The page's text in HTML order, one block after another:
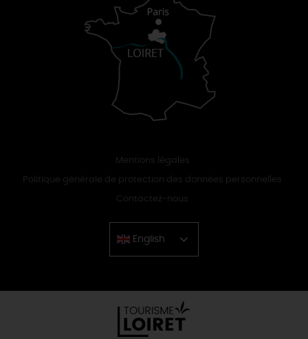
Mentions légales
Politique générale de protection des données personnelles
Contactez-nous
English
Chinese